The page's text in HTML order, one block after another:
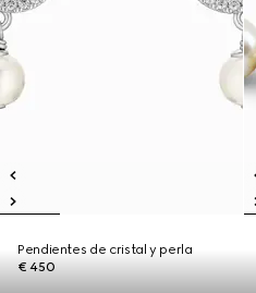
Pendientes de cristal y perla
€ 450